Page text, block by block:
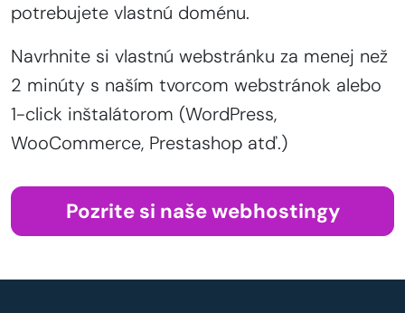
potrebujete vlastnú doménu.
Navrhnite si vlastnú webstránku za menej než
2 minúty s naším tvorcom webstránok alebo
1-click inštalátorom (WordPress,
WooCommerce, Prestashop atď.)
Pozrite si naše webhostingy